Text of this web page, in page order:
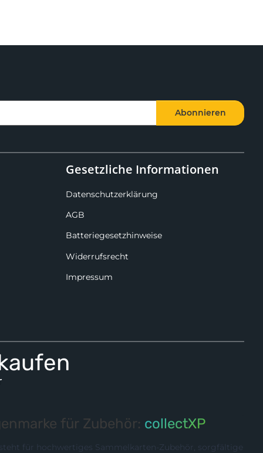
Abonnieren
Gesetzliche Informationen
Datenschutzerklärung
AGB
Batteriegesetzhinweise
Widerrufsrecht
Impressum
für Zubehör: collectXP
steht für hochwertiges Sammelkarten-Zubehör, sorgfältige